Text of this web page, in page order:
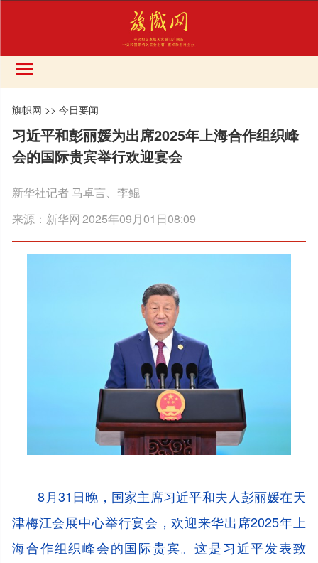
旗帜网 >>今日要闻
习近平和彭丽媛为出席2025年上海合作组织峰
会的国际贵宾举行欢迎宴会
新华社记者 马卓言、李鲲
来源： 新华网2025年09月01日08:09
8月31日晚，国家主席习近平和夫人彭丽媛在天
津梅江会展中心举行宴会，欢迎来华出席2025年上
海合作组织峰会的国际贵宾。这是习近平发表致